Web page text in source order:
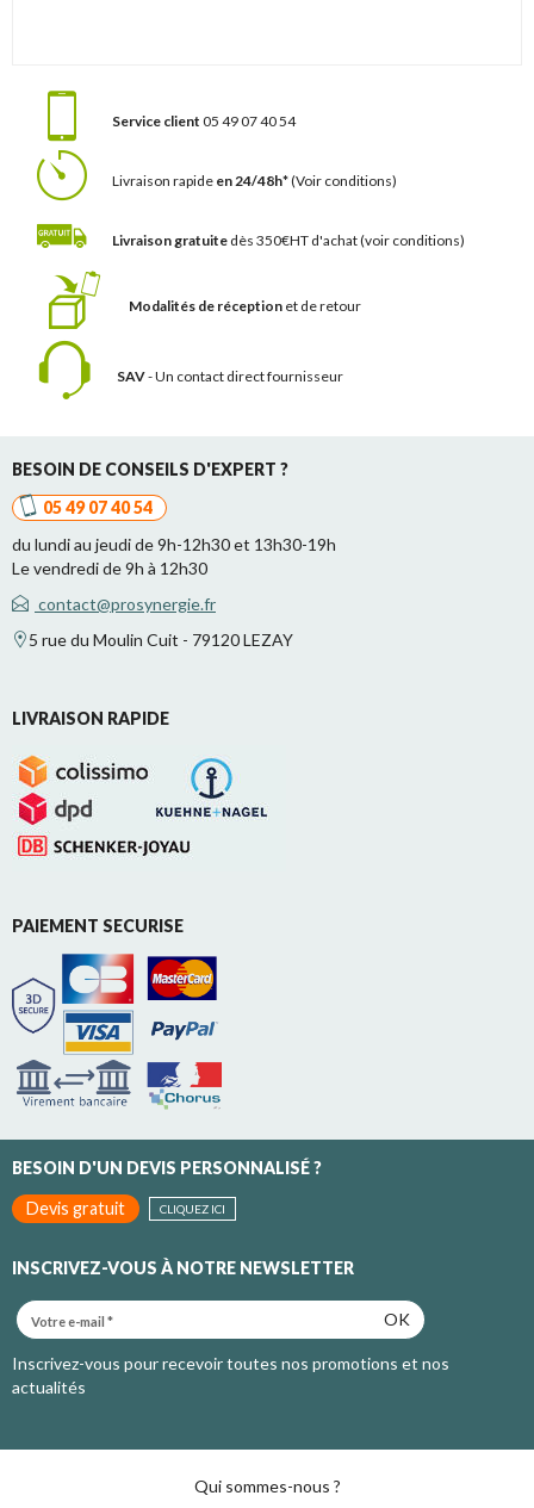
Service client 05 49 07 40 54
Livraison rapide en 24/48h*(Voir conditions)
Livraison gratuite dès 350€HT d'achat(voir conditions)
Modalités de réception et de retour
SAV- Un contact direct fournisseur
BESOIN DE CONSEILS D'EXPERT ?
05 49 07 40 54
du lundi au jeudi de 9h-12h30 et 13h30-19h
Le vendredi de 9h à 12h30
contact@prosynergie.fr
5 rue du Moulin Cuit - 79120 LEZAY
LIVRAISON RAPIDE
PAIEMENT SECURISE
BESOIN D'UN DEVIS PERSONNALISÉ ?
Devis gratuit
CLIQUEZ ICI
INSCRIVEZ-VOUS À NOTRE NEWSLETTER
OK
Inscrivez-vous pour recevoir toutes nos promotions et nos
actualités
Qui sommes-nous ?